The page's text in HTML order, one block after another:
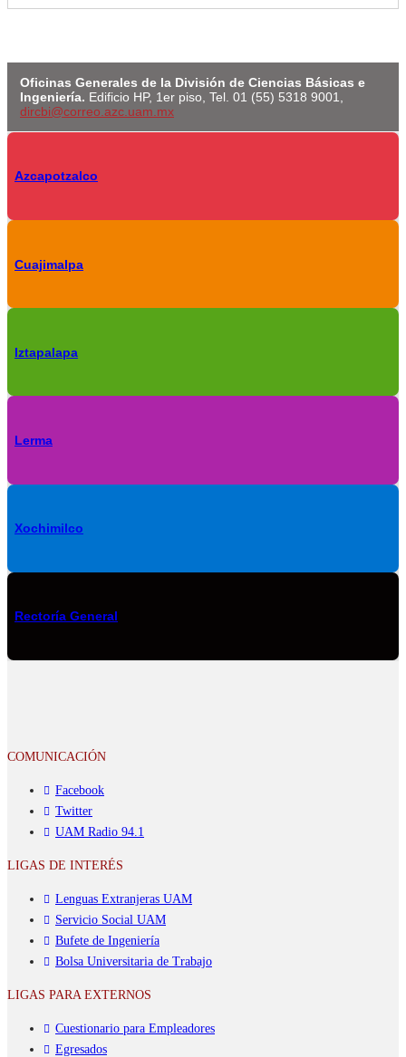
Oficinas Generales de la División de Ciencias Básicas e
Ingeniería. Edificio HP, 1er piso, Tel. 01 (55) 5318 9001,
dircbi@correo.azc.uam.mx
Azcapotzalco
Cuajimalpa
Iztapalapa
Lerma
Xochimilco
Rectoría General
COMUNICACIÓN
Facebook
Twitter
UAM Radio 94.1
LIGAS DE INTERÉS
Lenguas Extranjeras UAM
Servicio Social UAM
Bufete de Ingeniería
Bolsa Universitaria de Trabajo
LIGAS PARA EXTERNOS
Cuestionario para Empleadores
Egresados